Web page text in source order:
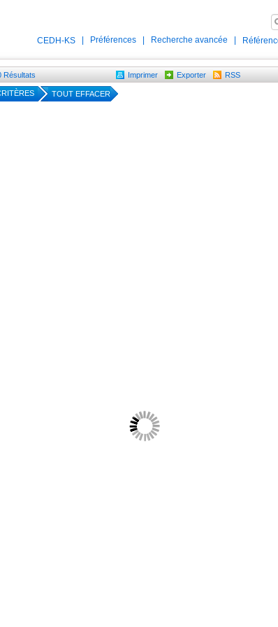
CEDH-KS Préférences Recherche avancée
Résultats Imprimer Exporter RSS
TOUT EFFACER